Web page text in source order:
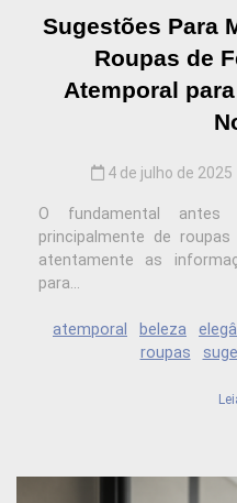
Sugestões Para
Roupas de
Atemporal
4 de julho de 2025
O fundamental antes
principalmente de
atentamente as
para...
atemporal beleza
roupas